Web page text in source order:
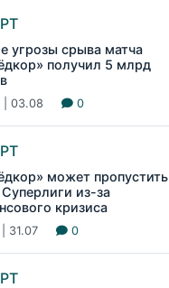
угрозы срыва матча
получил 5 млрд
| 03.08 0
может пропустить
из-за
кризиса
31.07 0